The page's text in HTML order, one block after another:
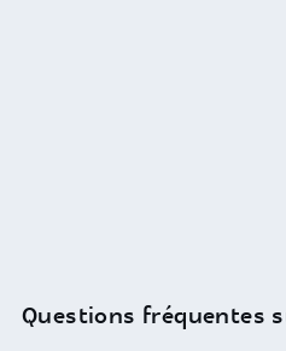
Questions fréquentes